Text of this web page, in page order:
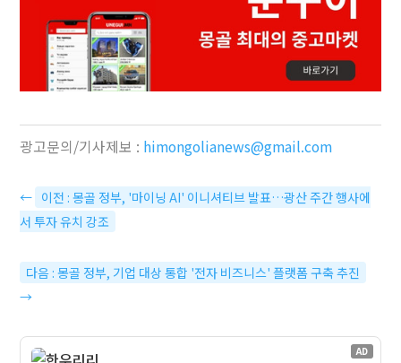
광고문의/기사제보 : himongolianews@gmail.com
← 이전 : 몽골 정부, '마이닝 AI' 이니셔티브 발표…광산 주간 행사에
서 투자 유치 강조
다음 : 몽골 정부, 기업 대상 통합 '전자 비즈니스' 플랫폼 구축 추진
→
AD